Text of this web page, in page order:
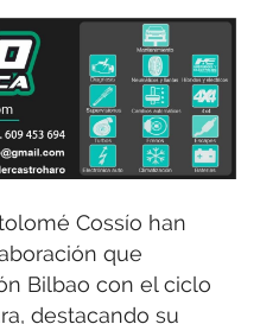
Cossío han
que
Bilbao con el ciclo
destacando su